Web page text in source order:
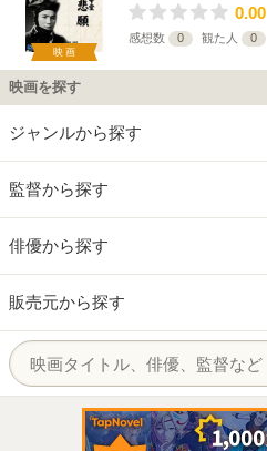
映画
0.00
感想数 0 観た人 0
映画を探す
ジャンルから探す
監督から探す
俳優から探す
販売元から探す